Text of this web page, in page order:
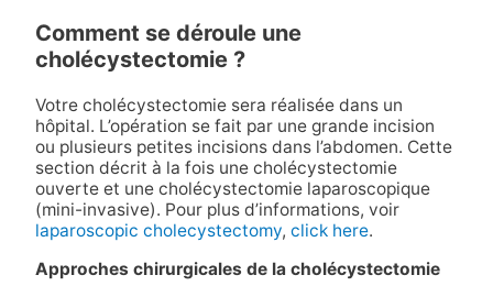
Comment se déroule une
cholécystectomie ?
Votre cholécystectomie sera réalisée dans un
hôpital. L’opération se fait par une grande incision
ou plusieurs petites incisions dans l’abdomen. Cette
section décrit à la fois une cholécystectomie
ouverte et une cholécystectomie laparoscopique
(mini-invasive). Pour plus d’informations, voir
laparoscopic cholecystectomy, click here.
Approches chirurgicales de la cholécystectomie